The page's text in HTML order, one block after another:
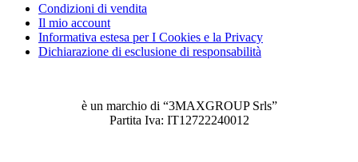
Condizioni di vendita
Il mio account
Informativa estesa per I Cookies e la Privacy
Dichiarazione di esclusione di responsabilità
è un marchio di “3MAXGROUP Srls”
Partita Iva: IT12722240012